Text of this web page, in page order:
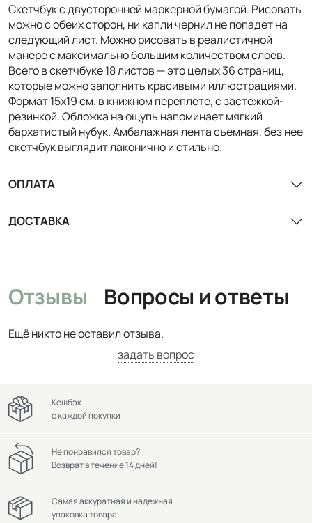
Cкетчбук с двусторонней маркерной бумагой. Рисовать
можно с обеих сторон, ни капли чернил не попадет на
следующий лист. Можно рисовать в реалистичной
манере с максимально большим количеством слоев.
Всего в скетчбуке 18 листов — это целых 36 страниц,
которые можно заполнить красивыми иллюстрациями.
Формат 15х19 см. в книжном переплете, с застежкой-
резинкой. Обложка на ощупь напоминает мягкий
бархатистый нубук. Амбалажная лента съемная, без нее
скетчбук выглядит лаконично и стильно.
ОПЛАТА
ДОСТАВКА
Отзывы Вопросы и ответы
Ещё никто не оставил отзыва.
задать вопрос
Кешбэк
с каждой покупки
Не понравился товар?
Возврат в течение 14 дней!
Самая аккуратная и надежная
упаковка товара